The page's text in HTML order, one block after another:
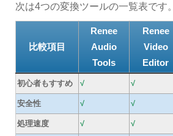
次は4つの変換ツールの一覧表です。
比較項目
Renee
Audio
Tools
Renee
Video
Editor
初心者もすすめ √ √
安全性 √ √
処理速度 √ √